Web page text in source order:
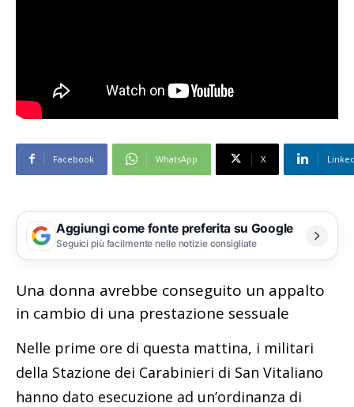
Facebook WhatsApp X
Aggiungi come fonte preferita su Google
Seguici più facilmente nelle notizie consigliate
Una donna avrebbe conseguito un appalto
in cambio di una prestazione sessuale
Nelle prime ore di questa mattina, i militari
della Stazione dei Carabinieri di San Vitaliano
hanno dato esecuzione ad un’ordinanza di